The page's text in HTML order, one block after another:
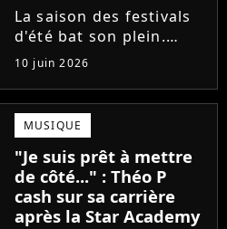
La saison des festivals
d'été bat son plein.
Avant sa venue à
Solidays ou aux
Francofolies, cette
chanteuse phare de la
pop francophone fait
une annonce de taille :
une fois sa tournée...
10 juin 2026
MUSIQUE
"Je suis prêt à mettre
de côté..." : Théo P
cash sur sa carrière
après la Star Academy